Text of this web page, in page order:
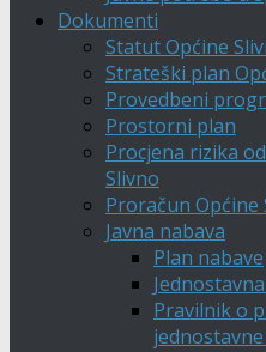
Dokumenti
Statut Općine
Strateški plan
Provedbeni
Prostorni plan
Procjena rizika
Slivno
Proračun Općine
Javna nabava
Plan nabave
Pravilnik o